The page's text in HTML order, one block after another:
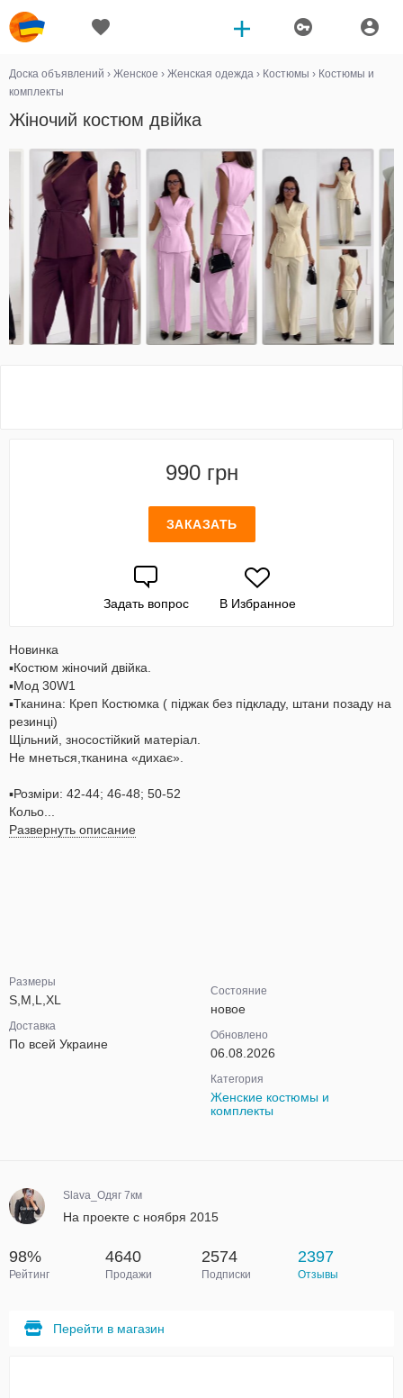
Доска объявлений › Женское › Женская одежда › Костюмы › Костюмы и
комплекты
Жіночий костюм двійка
990 грн
ЗАКАЗАТЬ
Задать вопрос В Избранное
Новинка
▪️Костюм жіночий двійка.
▪️Мод 30W1
▪️Тканина: Креп Костюмка ( піджак без підкладу, штани позаду на
резинці)
Щільний, зносостійкий матеріал.
Не мнеться,тканина «дихає».
▪️Розміри: 42-44; 46-48; 50-52
Кольо...
Развернуть описание
Размеры
S,M,L,XL
Доставка
По всей Украине
Состояние
новое
Обновлено
06.08.2026
Категория
Женские костюмы и
комплекты
Slava_Одяг 7км
На проекте с ноября 2015
98%
Рейтинг
4640
Продажи
2574
Подписки
2397
Отзывы
Перейти в магазин